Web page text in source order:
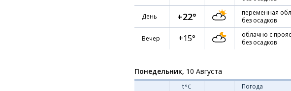
День +22°
переменная
без осадков
Вечер +15°
облачно с
без осадков
Понедельник, 10 Августа
t°C Погода